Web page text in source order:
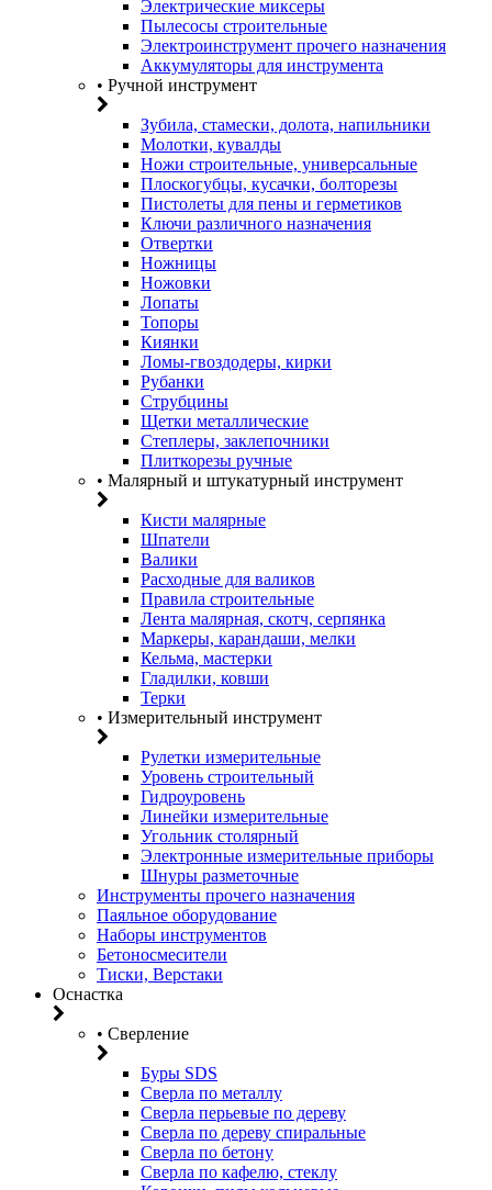
Электрические миксеры
Пылесосы строительные
Электроинструмент прочего назначения
Аккумуляторы для инструмента
• Ручной инструмент
Зубила, стамески, долота, напильники
Молотки, кувалды
Ножи строительные, универсальные
Плоскогубцы, кусачки, болторезы
Пистолеты для пены и герметиков
Ключи различного назначения
Отвертки
Ножницы
Ножовки
Лопаты
Топоры
Киянки
Ломы-гвоздодеры, кирки
Рубанки
Струбцины
Щетки металлические
Степлеры, заклепочники
Плиткорезы ручные
• Малярный и штукатурный инструмент
Кисти малярные
Шпатели
Валики
Расходные для валиков
Правила строительные
Лента малярная, скотч, серпянка
Маркеры, карандаши, мелки
Кельма, мастерки
Гладилки, ковши
Терки
• Измерительный инструмент
Рулетки измерительные
Уровень строительный
Гидроуровень
Линейки измерительные
Угольник столярный
Электронные измерительные приборы
Шнуры разметочные
Инструменты прочего назначения
Паяльное оборудование
Наборы инструментов
Бетоносмесители
Тиски, Верстаки
Оснастка
• Сверление
Буры SDS
Сверла по металлу
Сверла перьевые по дереву
Сверла по дереву спиральные
Сверла по бетону
Сверла по кафелю, стеклу